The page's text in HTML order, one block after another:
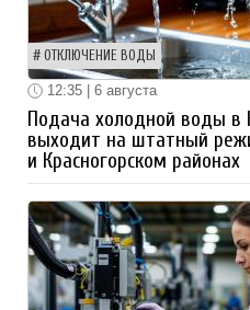
ОТКЛЮЧЕНИЕ ВОДЫ
12:35 | 6 августа
Подача холодной воды в
выходит на штатный
и Красногорском районах